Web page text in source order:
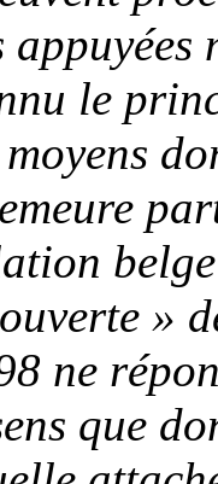
le
»
ne
que